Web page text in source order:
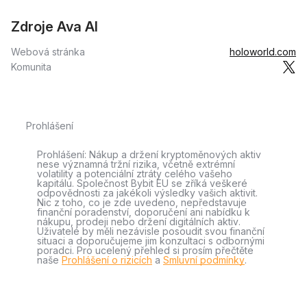
Zdroje Ava AI
Webová stránka
holoworld.com
Komunita
Prohlášení
Prohlášení: Nákup a držení kryptoměnových aktiv
nese významná tržní rizika, včetně extrémní
volatility a potenciální ztráty celého vašeho
kapitálu. Společnost Bybit EU se zříká veškeré
odpovědnosti za jakékoli výsledky vašich aktivit.
Nic z toho, co je zde uvedeno, nepředstavuje
finanční poradenství, doporučení ani nabídku k
nákupu, prodeji nebo držení digitálních aktiv.
Uživatelé by měli nezávisle posoudit svou finanční
situaci a doporučujeme jim konzultaci s odbornými
poradci. Pro ucelený přehled si prosím přečtěte
naše Prohlášení o rizicích a Smluvní podmínky.